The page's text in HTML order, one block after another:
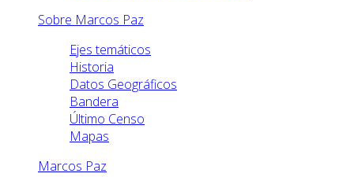
Sobre Marcos Paz
Ejes temáticos
Historia
Datos Geográficos
Bandera
Último Censo
Mapas
Marcos Paz